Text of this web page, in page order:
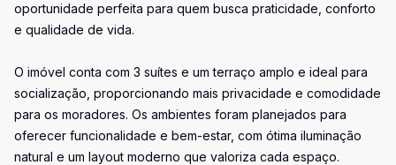
oportunidade perfeita para quem busca praticidade, conforto
e qualidade de vida.
O imóvel conta com 3 suítes e um terraço amplo e ideal para
socialização, proporcionando mais privacidade e comodidade
para os moradores. Os ambientes foram planejados para
oferecer funcionalidade e bem-estar, com ótima iluminação
natural e um layout moderno que valoriza cada espaço.